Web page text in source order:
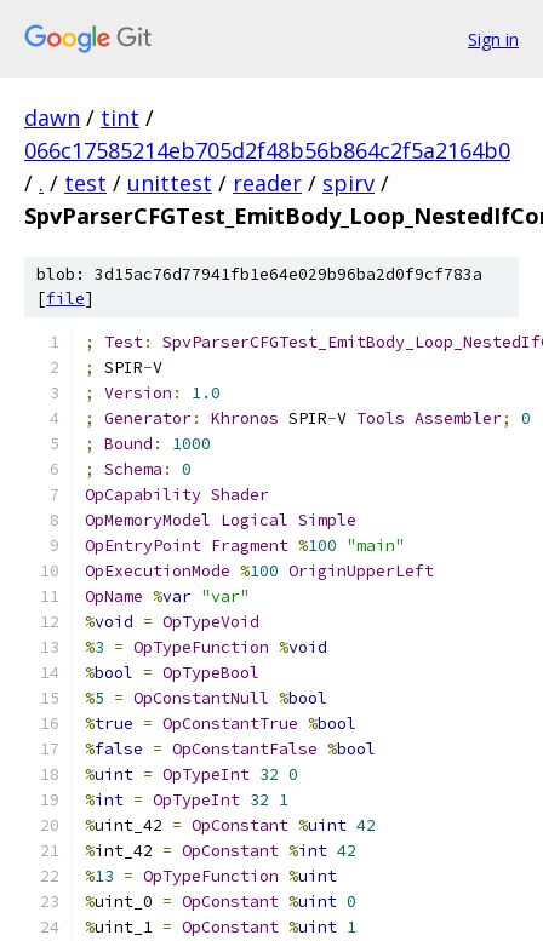
Sign in
dawn / tint /
066c17585214eb705d2f48b56b864c2f5a2164b0
/ . / test / unittest / reader / spirv /
blob: 3d15ac76d77941fb1e64e029b96ba2d0f9cf783a
[file]
; Test:
;
SPIR-V
;
Version :
1.0
;
Generator: Khronos SPIR-V Tools Assembler;
0
;
Bound :
1000
;
Schema :
0
OpCapability Shader
OpMemoryModel Logical Simple
OpEntryPoint Fragment %100 "main"
OpExecutionMode %100 OriginUpperLeft
OpName %var "var"
%void = OpTypeVoid
%3 = OpTypeFunction %void
%bool = OpTypeBool
%5 = OpConstantNull %bool
%true = OpConstantTrue %bool
%false = OpConstantFalse %bool
%uint = OpTypeInt 32 0
%int = OpTypeInt 32 1
%uint_42 = OpConstant %uint 42
%int_42 = OpConstant %int 42
%13 = OpTypeFunction %uint
%uint_0 = OpConstant %uint 0
%uint_1 = OpConstant %uint 1